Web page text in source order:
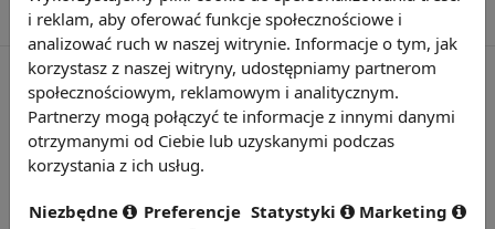
i reklam, aby oferować funkcje społecznościowe i
analizować ruch w naszej witrynie. Informacje o tym, jak
korzystasz z naszej witryny, udostępniamy partnerom
społecznościowym, reklamowym i analitycznym.
Partnerzy mogą połączyć te informacje z innymi danymi
otrzymanymi od Ciebie lub uzyskanymi podczas
korzystania z ich usług.
Niezbędne Preferencje Statystyki Marketing